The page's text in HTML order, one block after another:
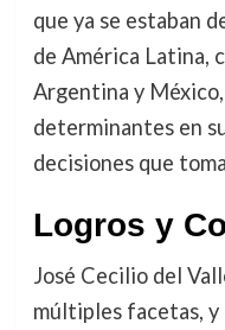
que ya se estaban
de América Latina,
Argentina y
determinantes en
decisiones que
Logros y
José Cecilio del
múltiples facetas, y